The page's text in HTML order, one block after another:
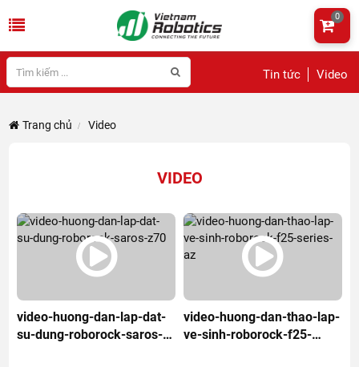
Tin tức Video
0
Trang chủ Video
VIDEO
video-huong-dan-lap-dat-
su-dung-roborock-saros-
video-huong-dan-thao-lap-
ve-sinh-roborock-f25-